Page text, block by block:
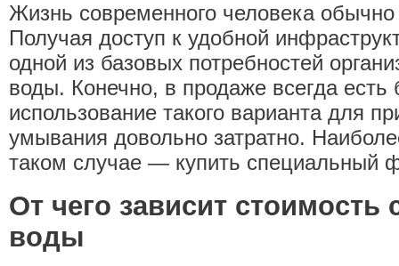
Жизнь современного человека обычно
Получая доступ к удобной
одной из базовых потребностей
воды. Конечно, в продаже всегда есть
использование такого варианта для
умывания довольно затратно.
таком случае — купить специальный
От чего зависит стоимость
воды